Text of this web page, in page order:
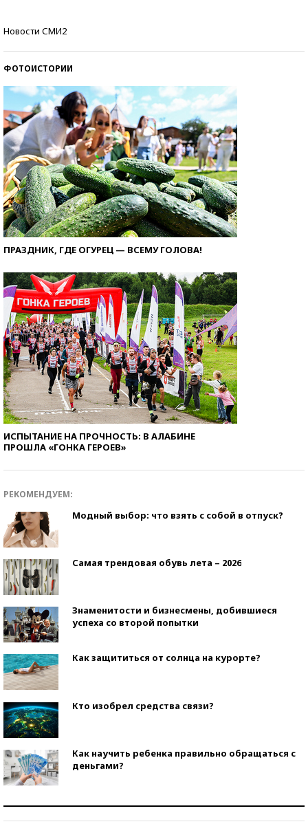
Новости СМИ2
ФОТОИСТОРИИ
ПРАЗДНИК, ГДЕ ОГУРЕЦ — ВСЕМУ ГОЛОВА!
ИСПЫТАНИЕ НА ПРОЧНОСТЬ: В АЛАБИНЕ
ПРОШЛА «ГОНКА ГЕРОЕВ»
РЕКОМЕНДУЕМ:
Модный выбор: что взять с собой в отпуск?
Самая трендовая обувь лета – 2026
Знаменитости и бизнесмены, добившиеся
успеха со второй попытки
Как защититься от солнца на курорте?
Кто изобрел средства связи?
Как научить ребенка правильно обращаться с
деньгами?